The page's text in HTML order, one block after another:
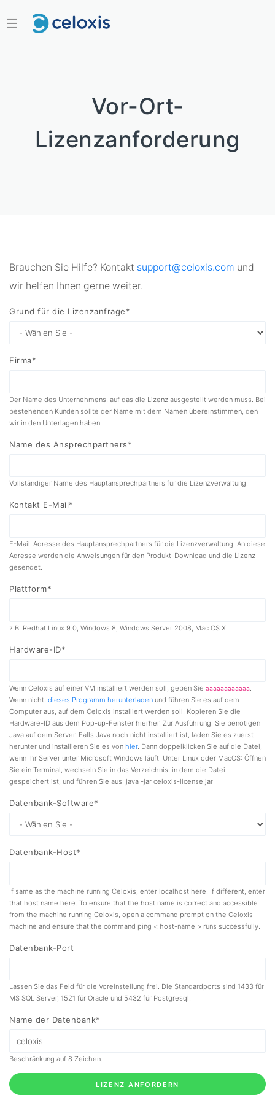
☰
Vor-Ort-
Lizenzanforderung
Brauchen Sie Hilfe? Kontakt support@celoxis.com und
wir helfen Ihnen gerne weiter.
Grund für die Lizenzanfrage*
Firma*
Der Name des Unternehmens, auf das die Lizenz ausgestellt werden muss. Bei
bestehenden Kunden sollte der Name mit dem Namen übereinstimmen, den
wir in den Unterlagen haben.
Name des Ansprechpartners*
Vollständiger Name des Hauptansprechpartners für die Lizenzverwaltung.
Kontakt E-Mail*
E-Mail-Adresse des Hauptansprechpartners für die Lizenzverwaltung. An diese
Adresse werden die Anweisungen für den Produkt-Download und die Lizenz
gesendet.
Plattform*
z.B. Redhat Linux 9.0, Windows 8, Windows Server 2008, Mac OS X.
Hardware-ID*
Wenn Celoxis auf einer VM installiert werden soll, geben Sie aaaaaaaaaaaa.
Wenn nicht, dieses Programm herunterladen und führen Sie es auf dem
Computer aus, auf dem Celoxis installiert werden soll. Kopieren Sie die
Hardware-ID aus dem Pop-up-Fenster hierher. Zur Ausführung: Sie benötigen
Java auf dem Server. Falls Java noch nicht installiert ist, laden Sie es zuerst
herunter und installieren Sie es von hier. Dann doppelklicken Sie auf die Datei,
wenn Ihr Server unter Microsoft Windows läuft. Unter Linux oder MacOS: Öffnen
Sie ein Terminal, wechseln Sie in das Verzeichnis, in dem die Datei
gespeichert ist, und führen Sie aus: java -jar celoxis-license.jar
Datenbank-Software*
Datenbank-Host*
If same as the machine running Celoxis, enter localhost here. If different, enter
that host name here. To ensure that the host name is correct and accessible
from the machine running Celoxis, open a command prompt on the Celoxis
machine and ensure that the command ping < host-name > runs successfully.
Datenbank-Port
Lassen Sie das Feld für die Voreinstellung frei. Die Standardports sind 1433 für
MS SQL Server, 1521 für Oracle und 5432 für Postgresql.
Name der Datenbank*
Beschränkung auf 8 Zeichen.
LIZENZ ANFORDERN